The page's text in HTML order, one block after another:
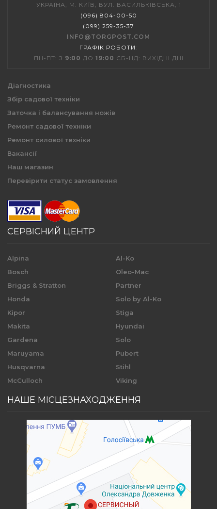
УКРАЇНА, М. КИЇВ, ВУЛ. ВАСИЛЬКІВСЬКА, 1
(096) 804-00-50
(099) 259-35-37
INFO@TORGPOST.COM
ГРАФІК РОБОТИ :
ПН-ПТ: З 9:00 ДО 19:00 СБ-НД: ВИХІДНІ ДНІ
Діагностика
Збір садової техніки
Заточка і балансування ножів
Ремонт садової техніки
Ремонт силової техніки
Вакансії
Наш магазин
Перевірити статус замовлення
СЕРВІСНИЙ ЦЕНТР
Alpina
Bosch
Briggs & Stratton
Honda
Kipor
Makita
Gardena
Maruyama
Husqvarna
McCulloch
Al-Ko
Oleo-Mac
Partner
Solo by Al-Ko
Stiga
Hyundai
Solo
Pubert
Stihl
Viking
НАШЕ МІСЦЕЗНАХОДЖЕННЯ